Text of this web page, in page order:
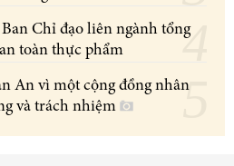
Chỉ đạo liên ngành tổng
toàn thực phẩm
An vì một cộng đồng nhân
và trách nhiệm